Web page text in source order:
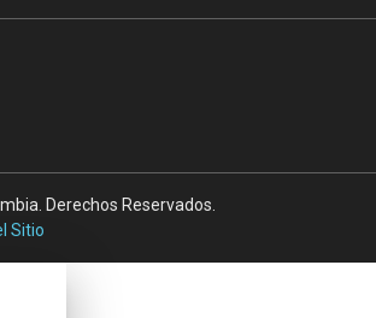
Derechos Reservados.
Sitio